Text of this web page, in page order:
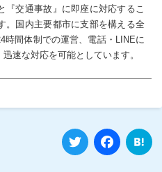
『交通事故』に即座に対応するこ
。国内主要都市に支部を構える全
時間体制での運営、電話・LINEに
速な対応を可能としています。
Twitter